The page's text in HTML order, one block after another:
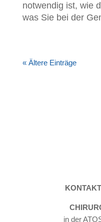
notwendig ist, wie
was Sie bei der
« Ältere Einträge
in der